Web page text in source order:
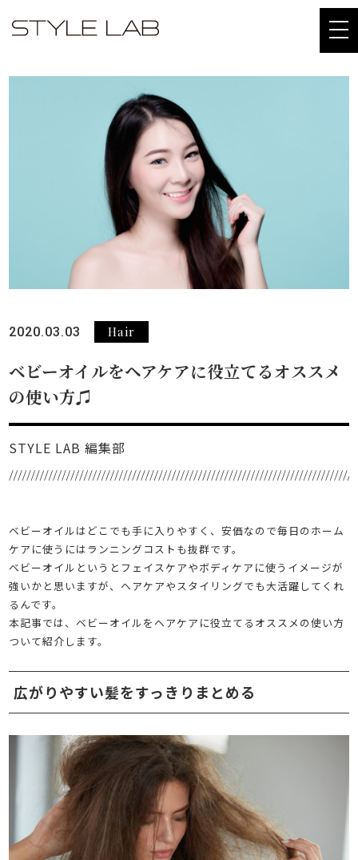
2020.03.03 Hair
ベビーオイルをヘアケアに役立てるオススメ
の使い方♫
STYLE LAB 編集部
ベビーオイルはどこでも手に入りやすく、安価なので毎日のホーム
ケアに使うにはランニングコストも抜群です。
ベビーオイルというとフェイスケアやボディケアに使うイメージが
強いかと思いますが、ヘアケアやスタイリングでも大活躍してくれ
るんです。
本記事では、ベビーオイルをヘアケアに役立てるオススメの使い方
ついて紹介します。
広がりやすい髪をすっきりまとめる